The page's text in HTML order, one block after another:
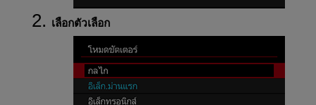
เลือกตัวเลือก